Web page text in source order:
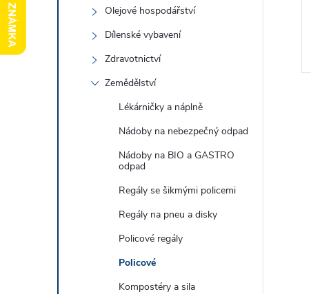
Olejové hospodářství
Dílenské vybavení
Zdravotnictví
Zemědělství
Lékárničky a náplně
Nádoby na nebezpečný odpad
Nádoby na BIO a GASTRO
odpad
Regály se šikmými policemi
Regály na pneu a disky
Policové regály
Policové
Kompostéry a sila